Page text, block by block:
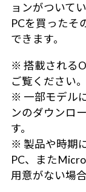
ョンがついてい
PCを買ったそ
できます。
※ 搭載される
ご覧ください。
※ 一部モデル
ンのダウンロ
す。
※ 製品や時期
PC、また
用意がない場